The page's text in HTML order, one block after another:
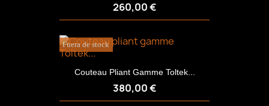
260,00 €
Couteau Pliant Gamme Toltek...
380,00 €
Fuera de stock